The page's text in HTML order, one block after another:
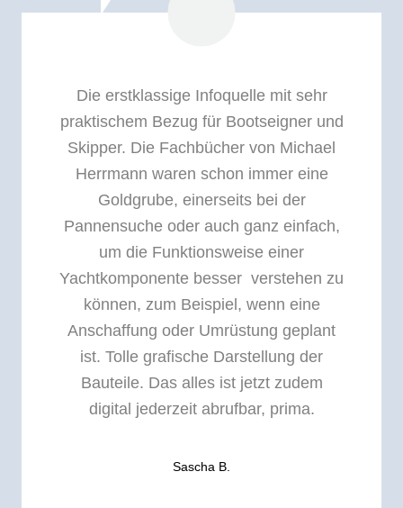
Die erstklassige Infoquelle mit sehr
praktischem Bezug für Bootseigner und
Skipper. Die Fachbücher von Michael
Herrmann waren schon immer eine
Goldgrube, einerseits bei der
Pannensuche oder auch ganz einfach,
um die Funktionsweise einer
Yachtkomponente besser verstehen zu
können, zum Beispiel, wenn eine
Anschaffung oder Umrüstung geplant
ist. Tolle grafische Darstellung der
Bauteile. Das alles ist jetzt zudem
digital jederzeit abrufbar, prima.
Sascha B.